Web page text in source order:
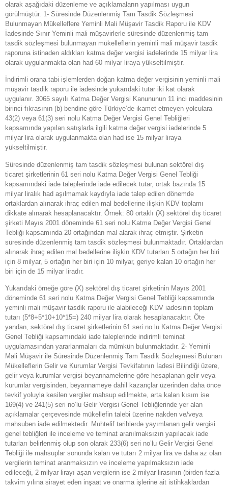
olarak aşağıdaki düzenleme ve açıklamaların yapılması uygun
görülmüştür. 1- Süresinde Düzenlenmiş Tam Tasdik Sözleşmesi
Bulunmayan Mükelleflere Yeminli Mali Müşavir Tasdik Raporu ile KDV
İadesinde Sınır Yeminli mali müşavirlerle süresinde düzenlenmiş tam
tasdik sözleşmesi bulunmayan mükelleflerin yeminli mali müşavir tasdik
raporuna istinaden aldıkları katma değer vergisi iadelerinde 15 milyar lira
olarak uygulanmakta olan had 60 milyar liraya yükseltilmiştir.
İndirimli orana tabi işlemlerden doğan katma değer vergisinin yeminli mali
müşavir tasdik raporu ile iadesinde yukarıdaki tutar iki kat olarak
uygulanır. 3065 sayılı Katma Değer Vergisi Kanununun 11 inci maddesinin
birinci fıkrasının (b) bendine göre Türkiye’de ikamet etmeyen yolculara
43(2) veya 61(3) seri nolu Katma Değer Vergisi Genel Tebliğleri
kapsamında yapılan satışlarla ilgili katma değer vergisi iadelerinde 5
milyar lira olarak uygulanmakta olan had ise 15 milyar liraya
yükseltilmiştir.
Süresinde düzenlenmiş tam tasdik sözleşmesi bulunan sektörel dış
ticaret şirketlerinin 61 seri nolu Katma Değer Vergisi Genel Tebliği
kapsamındaki iade taleplerinde iade edilecek tutar, ortak bazında 15
milyar liralık had aşılmamak kaydıyla iade talep edilen dönemde
ortaklardan alınarak ihraç edilen mal bedellerine ilişkin KDV toplamı
dikkate alınarak hesaplanacaktır. Örnek: 80 ortaklı (X) sektörel dış ticaret
şirketi Mayıs 2001 döneminde 61 seri nolu Katma Değer Vergisi Genel
Tebliği kapsamında 20 ortağından mal alarak ihraç etmiştir. Şirketin
süresinde düzenlenmiş tam tasdik sözleşmesi bulunmaktadır. Ortaklardan
alınarak ihraç edilen mal bedellerine ilişkin KDV tutarları 5 ortağın her biri
için 8 milyar, 5 ortağın her biri için 10 milyar, geriye kalan 10 ortağın her
biri için de 15 milyar liradır.
Yukarıdaki örneğe göre (X) sektörel dış ticaret şirketinin Mayıs 2001
döneminde 61 seri nolu Katma Değer Vergisi Genel Tebliği kapsamında
yeminli mali müşavir tasdik raporu ile alabileceği KDV iadesinin toplam
tutarı (5*8+5*10+10*15=) 240 milyar lira olarak hesaplanacaktır. Öte
yandan, sektörel dış ticaret şirketlerinin 61 seri no.lu Katma Değer Vergisi
Genel Tebliği kapsamındaki iade taleplerinde indirimli teminat
uygulamasından yararlanmaları da mümkün bulunmaktadır. 2- Yeminli
Mali Müşavir ile Süresinde Düzenlenmiş Tam Tasdik Sözleşmesi Bulunan
Mükelleflerin Gelir ve Kurumlar Vergisi Tevkifatının İadesi Bilindiği üzere,
gelir veya kurumlar vergisi beyannamelerine göre hesaplanan gelir veya
kurumlar vergisinden, beyannameye dahil kazançlar üzerinden daha önce
tevkif yoluyla kesilen vergiler mahsup edilmekte, arta kalan kısım ise
169(4) ve 241(5) seri no’lu Gelir Vergisi Genel Tebliğlerinde yer alan
açıklamalar çerçevesinde mükellefin talebi üzerine nakden ve/veya
mahsuben iade edilmektedir. Muhtelif tarihlerde yayımlanan gelir vergisi
genel tebliğleri ile inceleme ve teminat aranılmaksızın yapılacak iade
tutarları belirlenmiş olup son olarak 233(6) seri no’lu Gelir Vergisi Genel
Tebliği ile mahsuplar sonunda kalan ve tutarı 2 milyar lira ve daha az olan
vergilerin teminat aranmaksızın ve inceleme yapılmaksızın iade
edileceği, 2 milyar lirayı aşan vergilerin ise 2 milyar lirasının (birden fazla
takvim yılına sirayet eden inşaat ve onarma işlerine ait istihkaklardan